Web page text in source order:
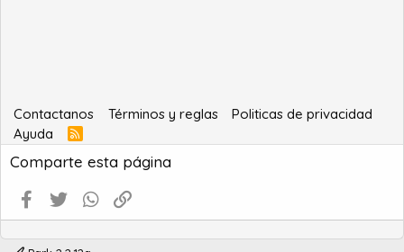
Contactanos Términos y reglas
Politicas de privacidad
Ayuda
R
S
S
Comparte esta página
Facebook
Twitter WhatsApp